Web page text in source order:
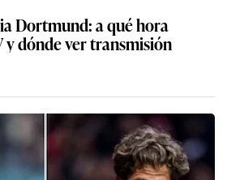
Dortmund: a qué hora
y dónde ver transmisión